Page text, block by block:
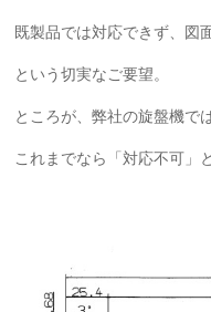
既製品では対応できず、図
という切実なご要望。
ところが、弊社の旋盤機で
これまでなら「対応不可」